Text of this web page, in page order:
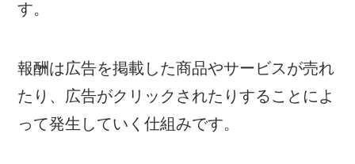
す。
報酬は広告を掲載した商品やサービスが売れ
たり、広告がクリックされたりすることによ
って発生していく仕組みです。